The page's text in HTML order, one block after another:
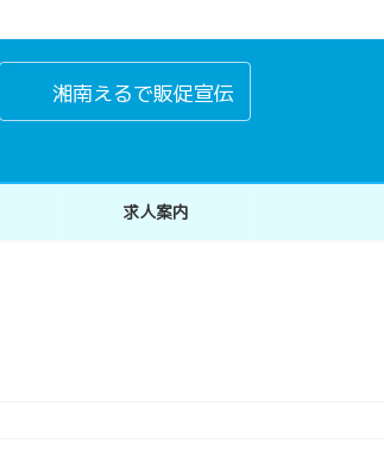
湘南えるで販促宣伝
求人案内